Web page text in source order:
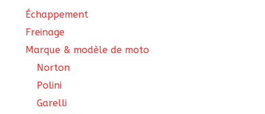
Échappement
Freinage
Marque & modèle de moto
Norton
Polini
Garelli